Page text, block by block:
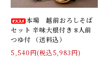
本場 越前おろしそば
セット 辛味大根付き 8人前
つゆ付 （送料込）
5,540円(税込5,983円)